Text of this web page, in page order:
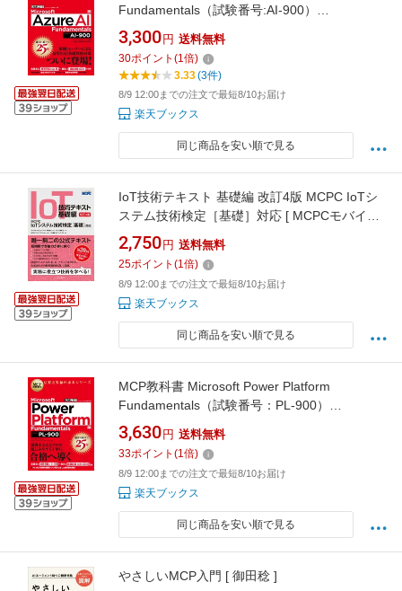
Fundamentals（試験番号:AI-900）
（EXAMPRESS） [ 沖 要知 ]
3,300 円 送料無料
30ポイント (1倍)
3.33(3件)
8/9 12:00までの注文で最短8/10お届け
楽天ブックス
同じ商品を安い順で見る
IoT技術テキスト 基礎編 改訂4版 MCPC IoTシ
ステム技術検定［基礎］対応 [ MCPCモバイル
コンピューティング推進コンソーシアム ]
2,750 円 送料無料
25ポイント (1倍)
8/9 12:00までの注文で最短8/10お届け
楽天ブックス
同じ商品を安い順で見る
MCP教科書 Microsoft Power Platform
Fundamentals（試験番号：PL-900）
（EXAMPRESS） [ 平川 智幸 ]
3,630 円 送料無料
33ポイント (1倍)
8/9 12:00までの注文で最短8/10お届け
楽天ブックス
同じ商品を安い順で見る
やさしいMCP入門 [ 御田稔 ]